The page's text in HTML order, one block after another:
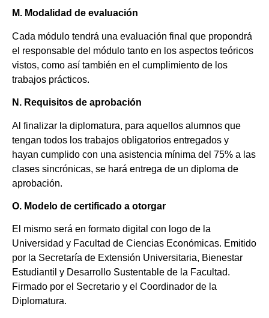
M. Modalidad de evaluación
Cada módulo tendrá una evaluación final que propondrá
el responsable del módulo tanto en los aspectos teóricos
vistos, como así también en el cumplimiento de los
trabajos prácticos.
N. Requisitos de aprobación
Al finalizar la diplomatura, para aquellos alumnos que
tengan todos los trabajos obligatorios entregados y
hayan cumplido con una asistencia mínima del 75% a las
clases sincrónicas, se hará entrega de un diploma de
aprobación.
O. Modelo de certificado a otorgar
El mismo será en formato digital con logo de la
Universidad y Facultad de Ciencias Económicas. Emitido
por la Secretaría de Extensión Universitaria, Bienestar
Estudiantil y Desarrollo Sustentable de la Facultad.
Firmado por el Secretario y el Coordinador de la
Diplomatura.